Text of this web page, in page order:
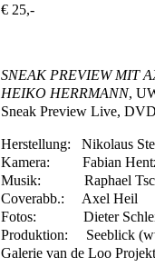
€ 25,-
SNEAK PREVIEW MIT
HEIKO HERRMANN,
Sneak Preview Live,
Herstellung: Nikolaus
Kamera: Fabian
Musik: Raphael
Coverabb.: Axel Heil
Fotos: Dieter
Produktion: Seeblick
Galerie van de Loo